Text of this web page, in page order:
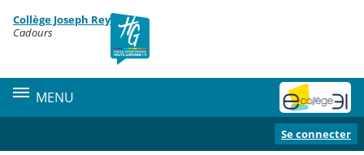
Menu de la rubrique
Contenu
Collège Joseph Rey
Cadours
MENU
Se connecter